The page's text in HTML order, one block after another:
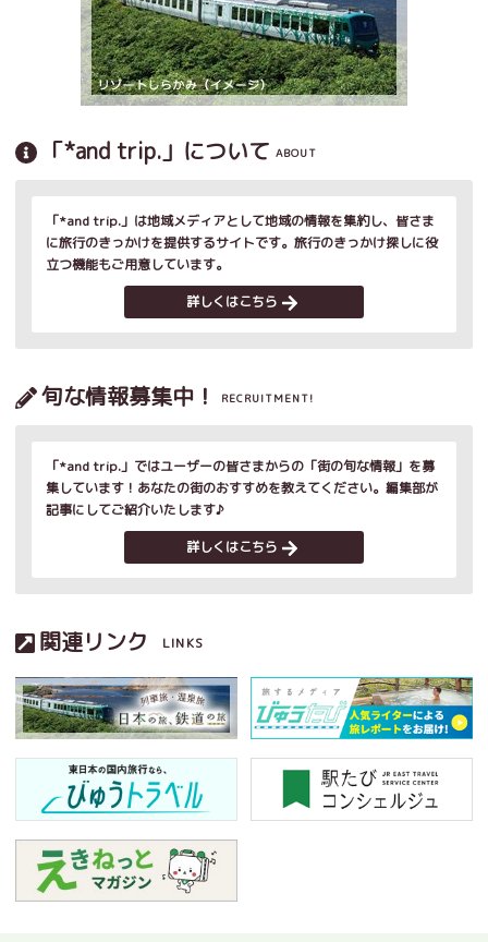
「*and trip.」について ABOUT
「*and trip.」は地域メディアとして地域の情報を集約し、皆さま
に旅行のきっかけを提供するサイトです。旅行のきっかけ探しに役
立つ機能もご用意しています。
詳しくはこちら
旬な情報募集中！ RECRUITMENT!
「*and trip.」ではユーザーの皆さまからの「街の旬な情報」を募
集しています！あなたの街のおすすめを教えてください。編集部が
記事にしてご紹介いたします♪
詳しくはこちら
関連リンク LINKS